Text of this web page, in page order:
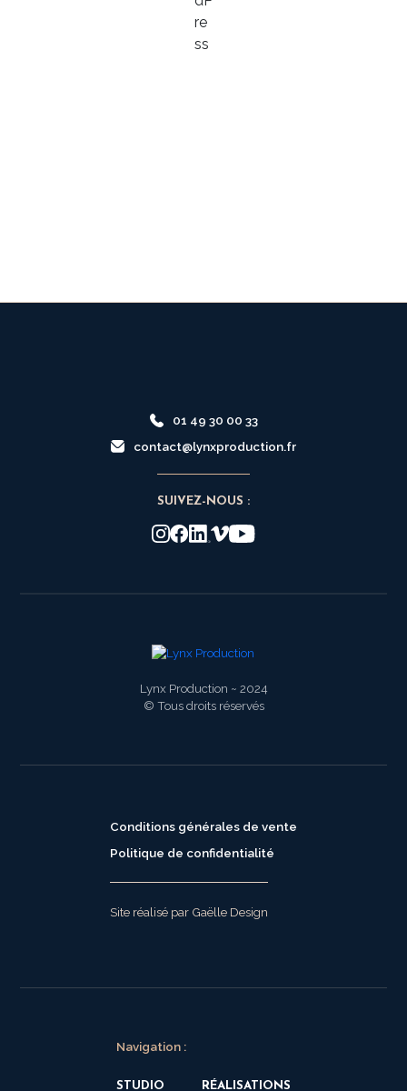
01 49 30 00 33
contact@lynxproduction.fr
SUIVEZ-NOUS :
Lynx Production ~ 2024
© Tous droits réservés
Conditions générales de vente
Politique de confidentialité
Site réalisé par Gaëlle Design
Navigation :
STUDIO RÉALISATIONS